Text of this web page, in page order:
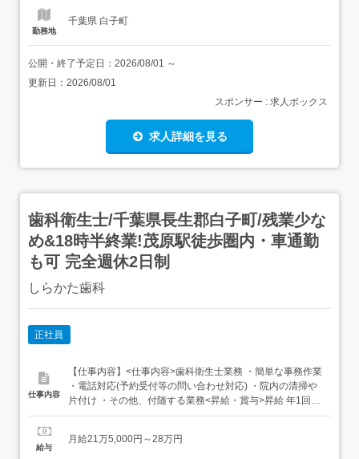
勤務地
千葉県 白子町
公開・終了予定日： 2026/08/01 ～
更新日： 2026/08/01
スポンサー : 求人ボックス
求人詳細を見る
歯科衛生士/千葉県長生郡白子町/残業少な
め&18時半終業!茂原駅徒歩圏内・車通勤
も可 完全週休2日制
しらかた歯科
正社員
仕事内容
【仕事内容】<仕事内容>歯科衛生士業務 ・簡単な事務作業
・電話対応(予約受付等の問い合わせ対応) ・院内の清掃や
片付け ・その他、付随する業務<昇給・賞与>昇給 年1回賞
与 年2回<休日休暇>休日>週休2日制 水、日・祝、他平日1
保険>雇用保険、労災保険交通費支給(上限2.5万円/月 )...
給与
月給21万5,000円～28万円